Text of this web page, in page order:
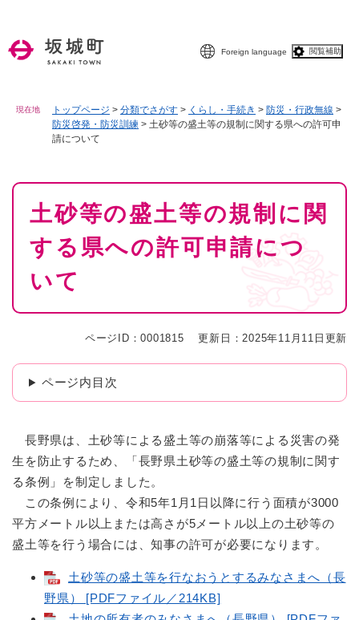
Foreign language 閲覧補助
現在地 トップページ > 分類でさがす > くらし・手続き > 防災・行政無線 >
防災啓発・防災訓練 > 土砂等の盛土等の規制に関する県への許可申
請について
本
土砂等の盛土等の規制に関
する県への許可申請につ
いて
ページID：0001815 更新日：2025年11月11日更新
ページ内目次
長野県は、土砂等による盛土等の崩落等による災害の発
生を防止するため、「長野県土砂等の盛土等の規制に関す
る条例」を制定しました。
この条例により、令和5年1月1日以降に行う面積が3000
平方メートル以上または高さが5メートル以上の土砂等の
盛土等を行う場合には、知事の許可が必要になります。
土砂等の盛土等を行なおうとするみなさまへ（長
野県） [PDFファイル／214KB]